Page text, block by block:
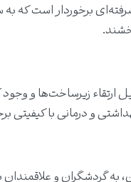
برخوردار است که
ارتقاء زیرساخت‌ها و
و درمانی با کیفیتی
به گردشگران و